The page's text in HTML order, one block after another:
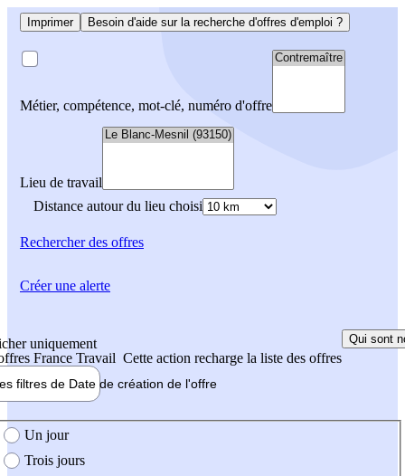
Imprimer Besoin d'aide sur la recherche d'offres d'emploi ?
Métier, compétence, mot-clé, numéro d'offre
Lieu de travail
Distance autour du lieu choisi
Rechercherdes offres
uniquement
France Travail Cette action recharge la liste des offres
Qui sont
filtres de Date de création de l'offre
création de l'offre
Un jour
Trois jours
Créer une alerte